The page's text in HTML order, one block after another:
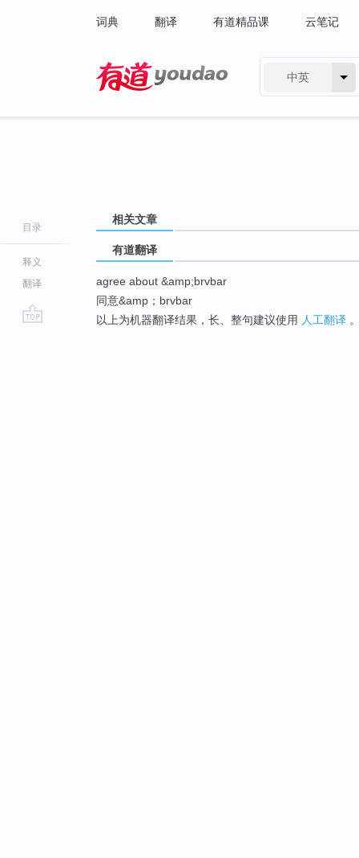
词典 翻译 有道精品课 云笔记
中英
目录
释义
翻译
相关文章
有道翻译
agree about &amp;brvbar
同意&amp；brvbar
以上为机器翻译结果，长、整句建议使用 人工翻译